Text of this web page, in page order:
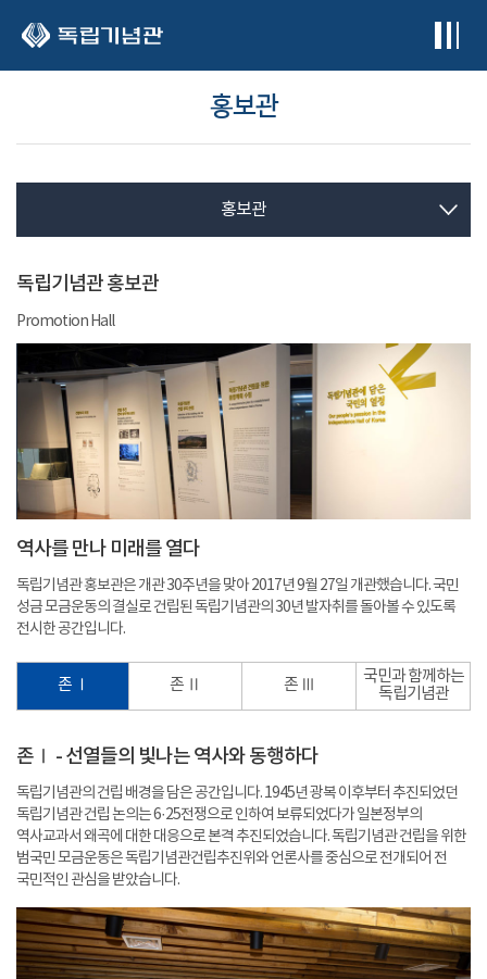
홍보관
홍보관
독립기념관 홍보관
Promotion Hall
역사를 만나 미래를 열다
독립기념관 홍보관은 개관 30주년을 맞아 2017년 9월 27일 개관했습니다. 국민
성금 모금운동의 결실로 건립된 독립기념관의 30년 발자취를 돌아볼 수 있도록
전시한 공간입니다.
존 Ⅰ 존 Ⅱ 존 Ⅲ
국민과 함께하는
독립기념관
존Ⅰ - 선열들의 빛나는 역사와 동행하다
독립기념관의 건립 배경을 담은 공간입니다. 1945년 광복 이후부터 추진되었던
독립기념관 건립 논의는 6·25전쟁으로 인하여 보류되었다가 일본정부의
역사교과서 왜곡에 대한 대응으로 본격 추진되었습니다. 독립기념관 건립을 위한
범국민 모금운동은 독립기념관건립추진위와 언론사를 중심으로 전개되어 전
국민적인 관심을 받았습니다.